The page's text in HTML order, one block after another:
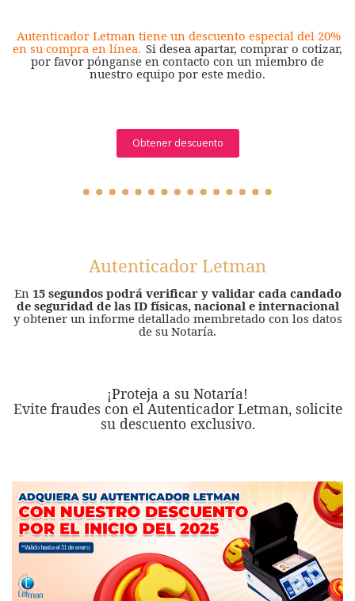
Autenticador Letman tiene un descuento especial del 20%
en su compra en línea. Si desea apartar, comprar o cotizar,
por favor pónganse en contacto con un miembro de
nuestro equipo por este medio.
Obtener descuento
Autenticador Letman
En 15 segundos podrá verificar y validar cada candado
de seguridad de las ID físicas, nacional e internacional
y obtener un informe detallado membretado con los datos
de su Notaría.
¡Proteja a su Notaría!
Evite fraudes con el Autenticador Letman, solicite
su descuento exclusivo.